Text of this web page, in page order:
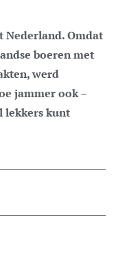
boeren met
werd
jammer ook –
lekkers kunt